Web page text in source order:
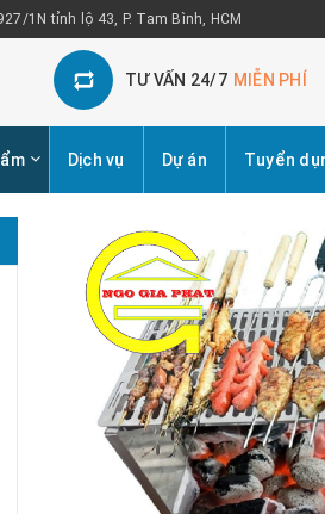
1N tỉnh lộ 43, P. Tam Bình, HCM
TƯ VẤN 24/7 MIỄN PHÍ
Dịch vụ Dự án Tuyển